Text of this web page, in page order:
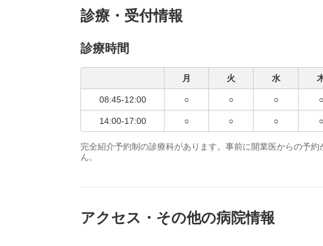
診療・受付情報
診療時間
月 火 水
08:45-12:00 ○ ○ ○ ○
14:00-17:00 ○ ○ ○ ○
完全紹介予約制の診療科があります。事前に開業医からの予
ん。
アクセス・その他の病院情報